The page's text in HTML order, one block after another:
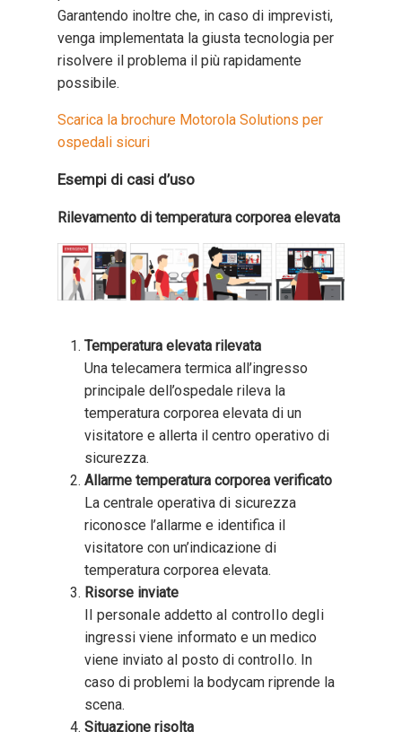
Garantendo inoltre che, in caso di imprevisti,
venga implementata la giusta tecnologia per
risolvere il problema il più rapidamente
possibile.
Scarica la brochure Motorola Solutions per
ospedali sicuri
Esempi di casi d’uso
Rilevamento di temperatura corporea elevata
Temperatura elevata rilevata
Una telecamera termica all’ingresso
principale dell’ospedale rileva la
temperatura corporea elevata di un
visitatore e allerta il centro operativo di
sicurezza.
Allarme temperatura corporea verificato
La centrale operativa di sicurezza
riconosce l’allarme e identifica il
visitatore con un’indicazione di
temperatura corporea elevata.
Risorse inviate
II personaIe addetto aI controIIo degIi
ingressi viene informato e un medico
viene inviato aI posto di controIIo. In
caso di problemi la bodycam riprende la
scena.
Situazione risolta